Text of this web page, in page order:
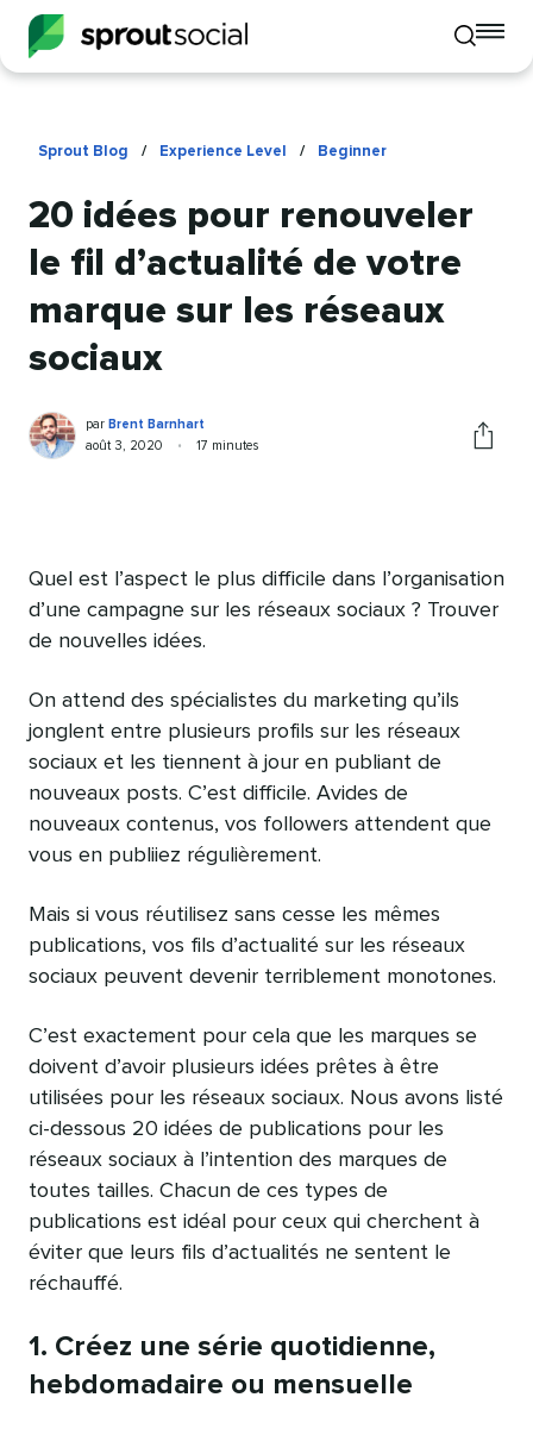
Toggle
mobile
Sprout Blog / Experience Level / Beginner
20 idées pour renouveler
le fil d’actualité de votre
marque sur les réseaux
sociaux
Brent
Barnhart
Ecrit
par
par Brent Barnhart
Publication
août 3, 2020 •
Temps
17 minutes
Quel est l’aspect le plus difficile dans l’organisation
d’une campagne sur les réseaux sociaux ? Trouver
de nouvelles idées.
On attend des spécialistes du marketing qu’ils
jonglent entre plusieurs profils sur les réseaux
sociaux et les tiennent à jour en publiant de
nouveaux posts. C’est difficile. Avides de
nouveaux contenus, vos followers attendent que
vous en publiiez régulièrement.
Mais si vous réutilisez sans cesse les mêmes
publications, vos fils d’actualité sur les réseaux
sociaux peuvent devenir terriblement monotones.
C’est exactement pour cela que les marques se
doivent d’avoir plusieurs idées prêtes à être
utilisées pour les réseaux sociaux. Nous avons listé
ci-dessous 20 idées de publications pour les
réseaux sociaux à l’intention des marques de
toutes tailles. Chacun de ces types de
publications est idéal pour ceux qui cherchent à
éviter que leurs fils d’actualités ne sentent le
réchauffé.
1. Créez une série quotidienne,
hebdomadaire ou mensuelle